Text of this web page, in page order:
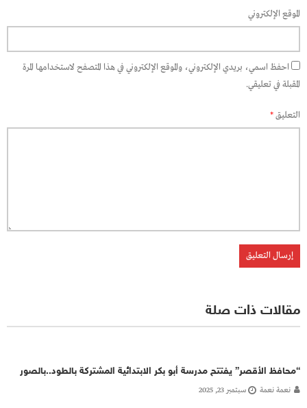
الموقع الإلكتروني
احفظ اسمي، بريدي الإلكتروني، والموقع الإلكتروني في هذا المتصفح لاستخدامها المرة
المقبلة في تعليقي.
التعليق*
مقالات ذات صلة
“محافظ الأقصر” يفتتح مدرسة أبو بكر الابتدائية المشتركة بالطود..بالصور
نعمة نعمة سبتمبر 23, 2025